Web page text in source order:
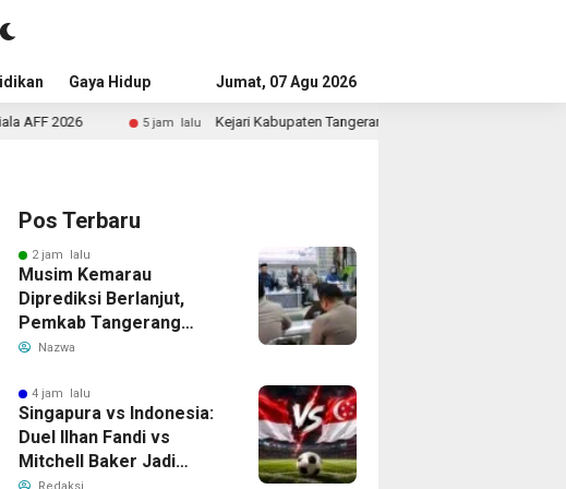
Gaya Hidup Advertorial
Jumat, 07 Agu 2026
Kejari Kabupaten Tangerang Temukan Siswa Fiktif dalam Penyidikan Dana BOP PKBM
Pos Terbaru
2 jam lalu
Musim Kemarau
Diprediksi Berlanjut,
Pemkab Tangerang
Siapkan Langkah
Bersih
Nazwa
4 jam lalu
Singapura vs Indonesia:
Duel Ilhan Fandi vs
Mitchell Baker Jadi